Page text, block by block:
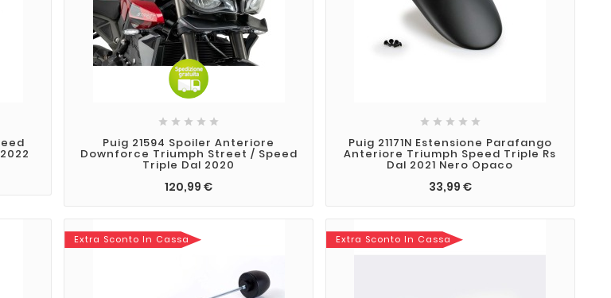
    
Puig 21594 Spoiler Anteriore
Downforce Triumph Street / Speed
Triple Dal 2020
120,99 €
    
Puig 21171N Estensione Parafango
Anteriore Triumph Speed Triple Rs
Dal 2021 Nero Opaco
33,99 €
Extra Sconto In Cassa Extra Sconto In Cassa